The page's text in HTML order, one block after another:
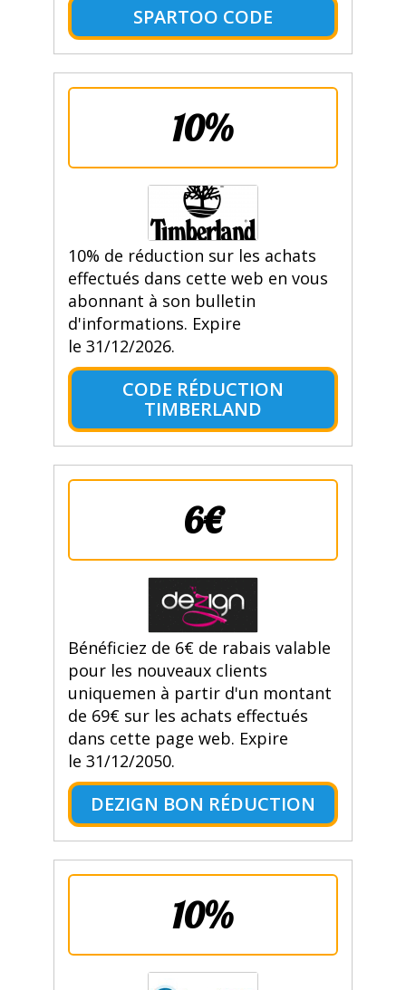
SPARTOO CODE
10%
10% de réduction sur les achats
effectués dans cette web en vous
abonnant à son bulletin
d'informations. Expire
le 31/12/2026.
CODE RÉDUCTION
TIMBERLAND
6€
Bénéficiez de 6€ de rabais valable
pour les nouveaux clients
uniquemen à partir d'un montant
de 69€ sur les achats effectués
dans cette page web. Expire
le 31/12/2050.
DEZIGN BON RÉDUCTION
10%